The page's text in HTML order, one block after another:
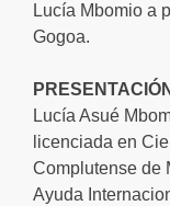
Lucía Mbomio a
Gogoa.
Lucía Asué
licenciada en
Complutense de
Ayuda